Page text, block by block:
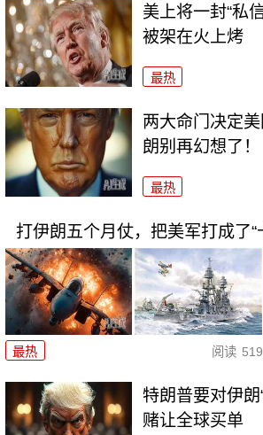
美上将一封“私
被架在火上烤
最热
两大命门决定
朗别再幻想了！
最热
打伊朗五个月仗，把美军打成了“
最热 阅读
特朗普要对伊朗
赌让全球买单